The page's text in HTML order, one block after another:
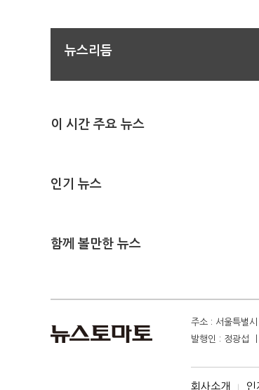
뉴스리듬
이 시간 주요 뉴스
인기 뉴스
함께 볼만한 뉴스
주소 : 서울특별
발행인 : 정광섭
회사소개 I 인